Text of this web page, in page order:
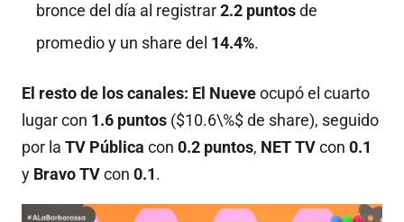
bronce del día al registrar2.2 puntosde
promedio y un share del 14.4%.
El resto de los canales: El Nueveocupó el cuarto
lugar con 1.6 puntos ($10.6\%$de share), seguido
por la TV Pública con 0.2 puntos, NET TVcon 0.1
y Bravo TVcon 0.1.